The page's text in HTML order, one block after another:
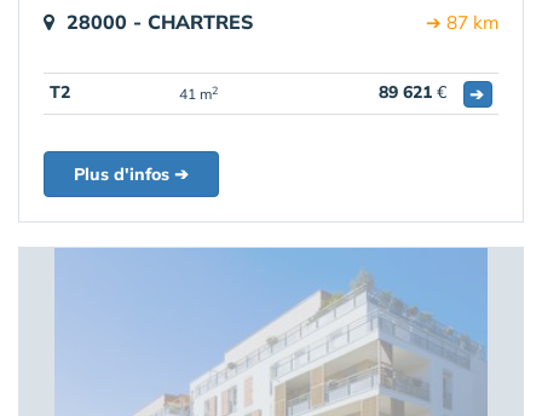
28000 - CHARTRES ➔ 87 km
T2 41 m2 89 621 € ➔
Plus d'infos ➔